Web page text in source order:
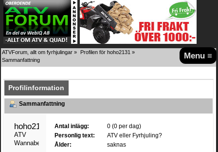
Menu ≡
ATVForum, allt om fyrhjulingar » Profilen för hoho2131 »
Sammanfattning
Profilinformation
Sammanfattning
ATV
Wannabe
Antal inlägg:
0 (0 per dag)
Personlig text:
ATV eller Fyrhjuling?
Ålder:
saknas